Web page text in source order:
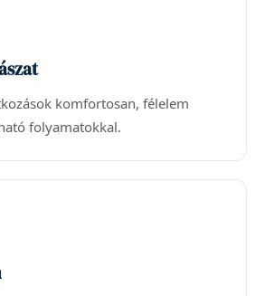
komfortosan, félelem
folyamatokkal.